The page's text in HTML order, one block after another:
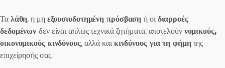
Τα λάθη, η μη εξουσιοδοτημένη πρόσβασηή οι διαρροές
δεδομένων δεν είναι απλώς τεχνικά ζητήματα: αποτελούν νομικούς,
οικονομικούς κινδύνους, αλλά και κινδύνους για τη φήμητης
επιχείρησής σας.